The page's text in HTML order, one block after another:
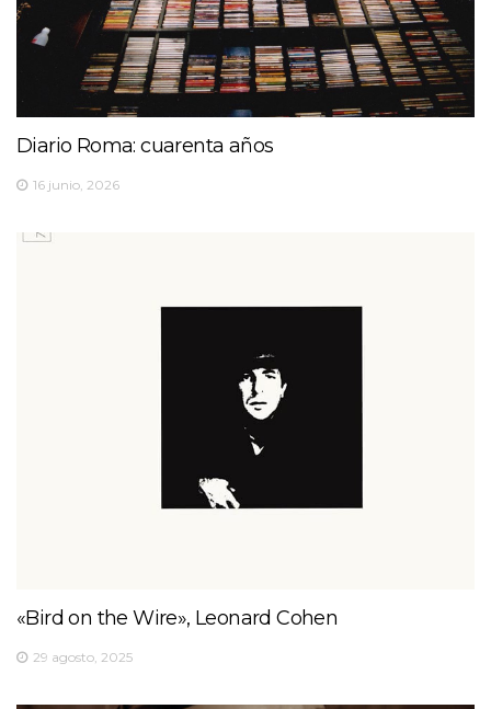
Diario Roma: cuarenta años
16 junio, 2026
«Bird on the Wire», Leonard Cohen
29 agosto, 2025